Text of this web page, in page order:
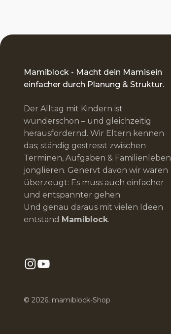
Mamiblock - Macht dein Mamisein
einfacher durch Planung & Struktur.
Der Alltag mit Kindern ist
wunderschön – und gleichzeitig
herausfordernd. Wir Eltern kennen
das; ständig gestresst zwischen
Terminen, Aufgaben & Familienleben
jonglieren. Genervt davon wir waren
überzeugt: Es muss auch einfacher
und entspannter gehen.
Und genau daraus mit vielen Ideen
entstand Mamiblock.
© 2026, mamiblock-Shop